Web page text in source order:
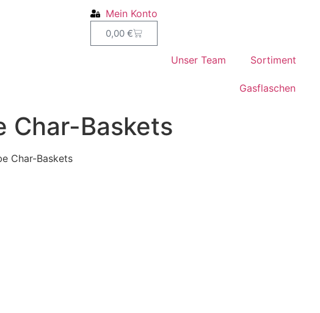
Mein Konto
0,00 €
Unser Team Sortiment
Gasflaschen
Char-Baskets
Char-Baskets